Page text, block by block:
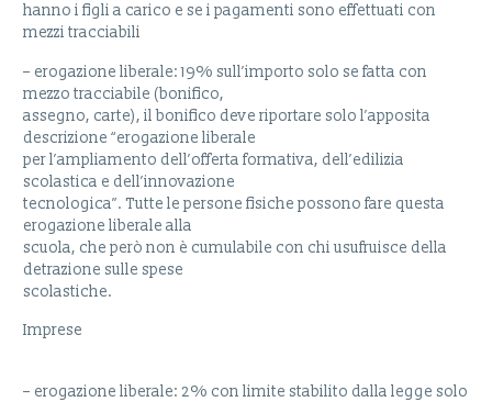
hanno i figli a carico e se i pagamenti sono effettuati con
mezzi tracciabili
– erogazione liberale: 19% sull’importo solo se fatta con
mezzo tracciabile (bonifico,
assegno, carte), il bonifico deve riportare solo l’apposita
descrizione “erogazione liberale
per l’ampliamento dell’offerta formativa, dell’edilizia
scolastica e dell’innovazione
tecnologica”. Tutte le persone fisiche possono fare questa
erogazione liberale alla
scuola, che però non è cumulabile con chi usufruisce della
detrazione sulle spese
scolastiche.
Imprese
– erogazione liberale: 2% con limite stabilito dalla legge solo